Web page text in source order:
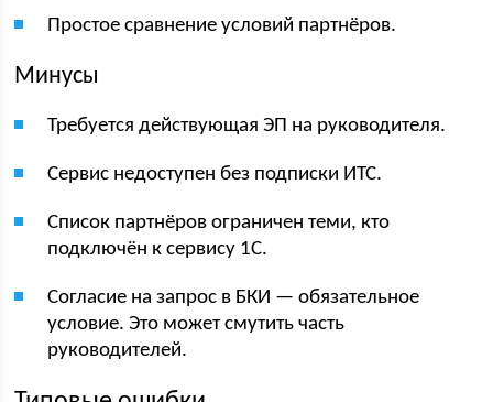
Простое сравнение условий партнёров.
Минусы
Требуется действующая ЭП на руководителя.
Сервис недоступен без подписки ИТС.
Список партнёров ограничен теми, кто
подключён к сервису 1С.
Согласие на запрос в БКИ — обязательное
условие. Это может смутить часть
руководителей.